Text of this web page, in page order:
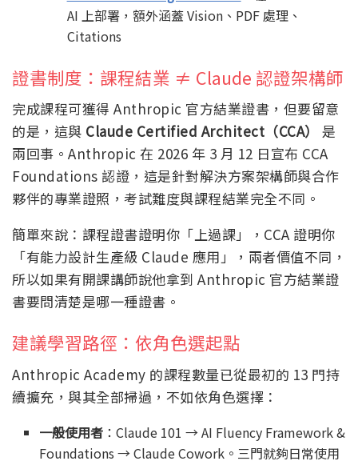
AI 上部署，額外涵蓋 Vision、PDF 處理、
Citations
證書制度：課程結業 ≠ Claude 認證架構師
完成課程可獲得 Anthropic 官方結業證書，但要留意
的是，這與 Claude Certified Architect（CCA）
是
兩回事。Anthropic 在 2026 年 3 月 12 日宣布 CCA
Foundations 認證，這是針對解決方案架構師與合作
夥伴的專業證照，考試難度與課程結業完全不同。
簡單來說：課程證書證明你「上過課」，CCA 證明你
「有能力設計生產級 Claude 應用」，兩者價值不同，
所以如果有開課講師說他拿到 Anthropic 官方結業證
書要問清楚是哪一種證書。
建議學習路徑：依角色選起點
Anthropic Academy 的課程數量已從最初的 13 門持
續擴充，與其全部掃過，不如依角色選擇：
一般使用者 ：Claude 101 → AI Fluency Framework &
Foundations → Claude Cowork。三門就夠日常使用